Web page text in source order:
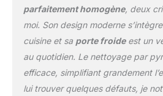
vous
passer
de
attendre
parfaitement homogène, deux
moi. Son design moderne
cuisine et sa porte froideest un
au quotidien. Le nettoyage par
efficace, simplifiant grandement
lui trouver quelques défauts, je